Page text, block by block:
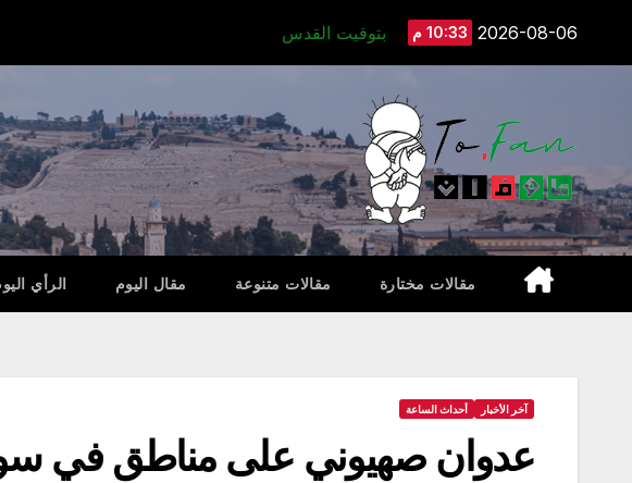
2026-08-06 10:33 م بتوقيت القدس
مقالات مختارة مقالات متنوعة مقال اليوم الرأي
آخر الأخبار أحداث الساعة
عدوان صهيوني على مناطق في